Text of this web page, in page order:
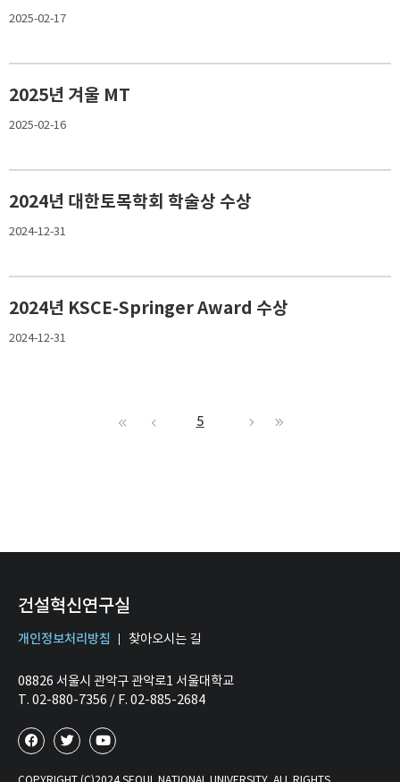
2025-02-17
2025년 겨울 MT
2025-02-16
2024년 대한토목학회 학술상 수상
2024-12-31
2024년 KSCE-Springer Award 수상
2024-12-31
5
건설혁신연구실
개인정보처리방침 찾아오시는 길
08826 서울시 관악구 관악로1 서울대학교
T. 02-880-7356 / F. 02-885-2684
COPYRIGHT (C)2024 SEOUL NATIONAL UNIVERSITY. ALL RIGHTS